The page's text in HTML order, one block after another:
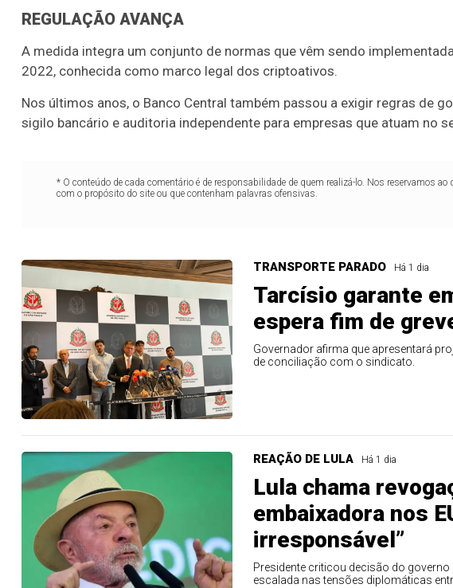
REGULAÇÃO AVANÇA
A medida integra um conjunto de normas que vêm sendo
2022, conhecida como marco legal dos criptoativos.
Nos últimos anos, o Banco Central também passou a exigir regras de
sigilo bancário e auditoria independente para empresas que atuam no
* O conteúdo de cada comentário é de responsabilidade de quem realizá-lo. Nos reservamos
com o propósito do site ou que contenham palavras ofensivas.
TRANSPORTE PARADO Há 1 dia
Tarcísio garante
espera fim de
Governador afirma que apresentará
de conciliação com o sindicato.
REAÇÃO DE LULA Há 1 dia
Lula chama
embaixadora nos
irresponsável”
Presidente criticou decisão do
escalada nas tensões diplomáticas
detalhes